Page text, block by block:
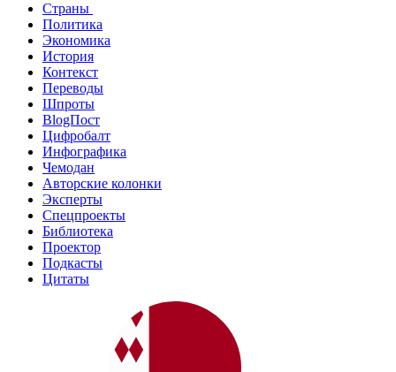
Страны
Политика
Экономика
История
Контекст
Переводы
Шпроты
BlogПост
Цифробалт
Инфографика
Чемодан
Авторские колонки
Эксперты
Спецпроекты
Библиотека
Проектор
Подкасты
Цитаты